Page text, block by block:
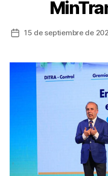
Fecha
entrada
15 de septiembre de